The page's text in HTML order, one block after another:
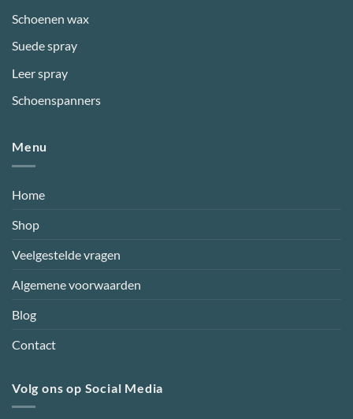
Schoenen wax
Suede spray
Leer spray
Schoenspanners
Menu
Home
Shop
Veelgestelde vragen
Algemene voorwaarden
Blog
Contact
Volg ons op Social Media